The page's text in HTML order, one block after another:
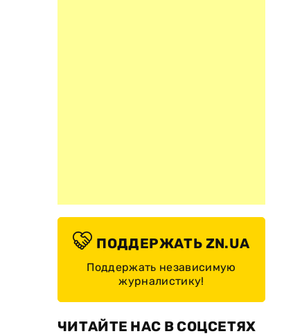
ПОДДЕРЖАТЬ ZN.UA
Поддержать независимую
журналистику!
ЧИТАЙТЕ НАС В СОЦСЕТЯХ